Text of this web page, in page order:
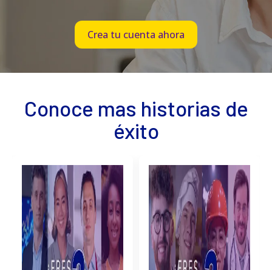
Crea tu cuenta ahora
Conoce mas historias de
éxito